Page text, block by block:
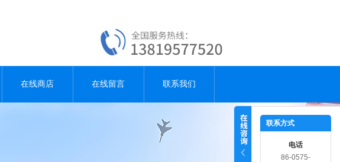
在线商店 在线留言 联系我们
联系方式
电话
86-0575-